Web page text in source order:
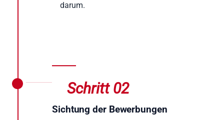
darum.
Schritt 02
Sichtung der Bewerbungen